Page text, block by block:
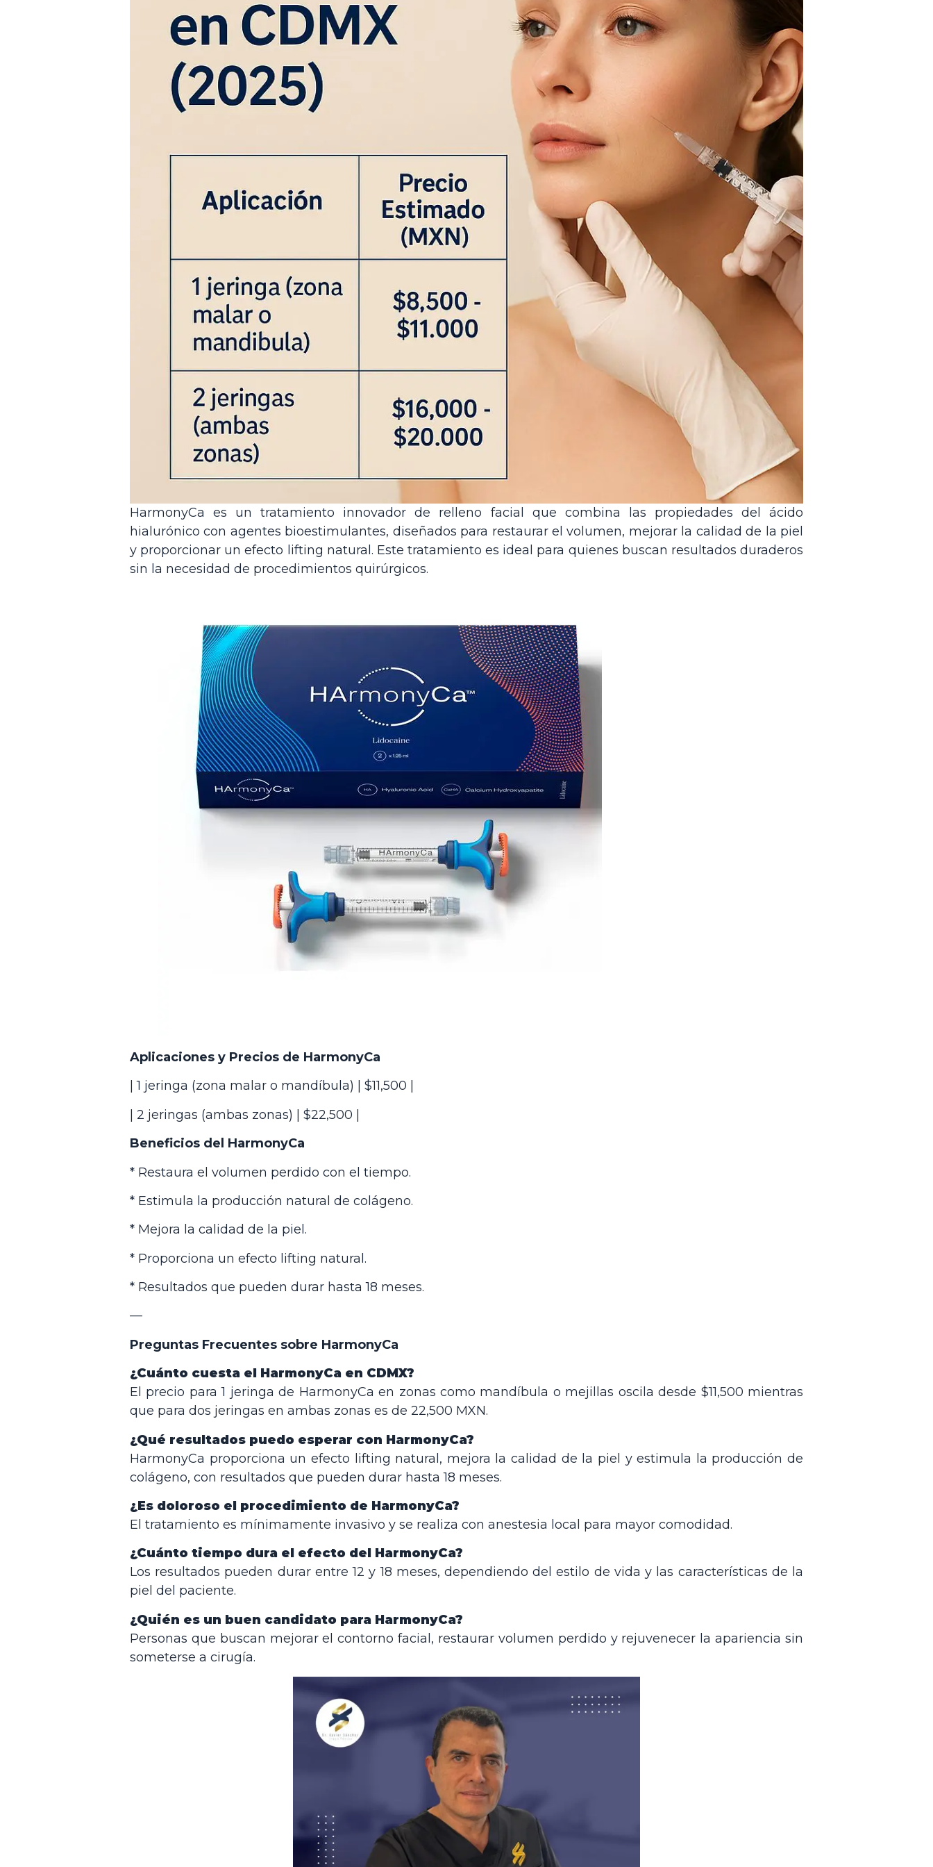
HarmonyCa es un tratamiento innovador de relleno facial que combina las propiedades del ácido
hialurónico con agentes bioestimulantes, diseñados para restaurar el volumen, mejorar la calidad de la piel
y proporcionar un efecto lifting natural. Este tratamiento es ideal para quienes buscan resultados duraderos
sin la necesidad de procedimientos quirúrgicos.
Aplicaciones y Precios de HarmonyCa
| 1 jeringa (zona malar o mandíbula) | $11,500 |
| 2 jeringas (ambas zonas) | $22,500 |
Beneficios del HarmonyCa
* Restaura el volumen perdido con el tiempo.
* Estimula la producción natural de colágeno.
* Mejora la calidad de la piel.
* Proporciona un efecto lifting natural.
* Resultados que pueden durar hasta 18 meses.
—
Preguntas Frecuentes sobre HarmonyCa
¿Cuánto cuesta el HarmonyCa en CDMX?
El precio para 1 jeringa de HarmonyCa en zonas como mandíbula o mejillas oscila desde $11,500 mientras
que para dos jeringas en ambas zonas es de 22,500 MXN.
¿Qué resultados puedo esperar con HarmonyCa?
HarmonyCa proporciona un efecto lifting natural, mejora la calidad de la piel y estimula la producción de
colágeno, con resultados que pueden durar hasta 18 meses.
¿Es doloroso el procedimiento de HarmonyCa?
El tratamiento es mínimamente invasivo y se realiza con anestesia local para mayor comodidad.
¿Cuánto tiempo dura el efecto del HarmonyCa?
Los resultados pueden durar entre 12 y 18 meses, dependiendo del estilo de vida y las características de la
piel del paciente.
¿Quién es un buen candidato para HarmonyCa?
Personas que buscan mejorar el contorno facial, restaurar volumen perdido y rejuvenecer la apariencia sin
someterse a cirugía.